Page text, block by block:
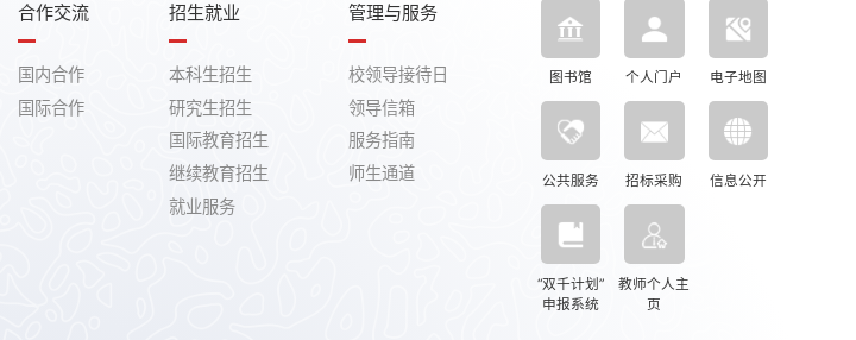
合作交流
国内合作
国际合作
招生就业
本科生招生
研究生招生
国际教育招生
继续教育招生
就业服务
管理与服务
校领导接待日
领导信箱
服务指南
师生通道
图书馆 个人门户 电子地图
公共服务 招标采购 信息公开
“双千计划”
申报系统
教师个人主
页